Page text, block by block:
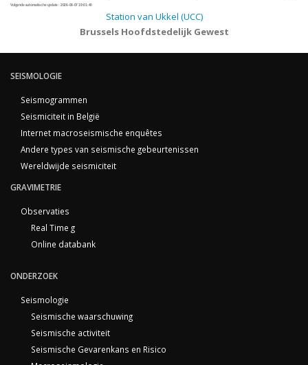
Volgende automatische update : 2026-08-07 19:01:40
Station van Ukkel (UCC)
Brussels Hoofdstedelijk Gewest
SEISMOLOGIE
Seismogrammen
Seismiciteit in België
Internet macroseismische enquêtes
Andere types van seismische gebeurtenissen
Wereldwijde seismiciteit
GRAVIMETRIE
Observaties
Real Time g
Online databank
ONDERZOEK
Seismologie
Seismische waarschuwing
Seismische activiteit
Seismische Gevarenkans en Risico